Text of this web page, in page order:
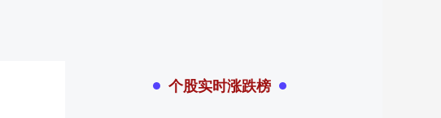
个股实时涨跌榜